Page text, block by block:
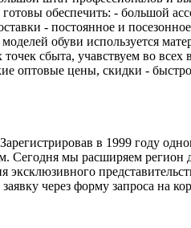
обеспечить: - большой
- постоянное и
обуви используется
сбыта, учавствуем во
оптовые цены, скидки -
в 1999 году
Сегодня мы расширяем
через форму запроса на